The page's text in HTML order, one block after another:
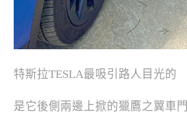
特斯拉TESLA最吸引路人目光的
是它後側兩邊上掀的獵鷹之翼車門